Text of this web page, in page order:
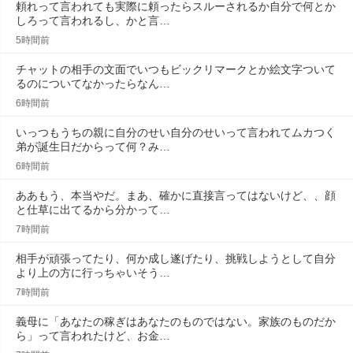
頼れって言われても実際に頼ったらスルーされるか自分で何とか
しろって言われるし、かと言…
5時間前
チャットの相手の文面でいつもビックリマークとか絵文字ついて
るのについてなかったらなん…
6時間前
いっつもうちの親に自分のせい自分のせいって言われてムカつく
弟が誕生日だからって何？み…
6時間前
ああもう、本当やだ。まあ、確かに直接言ってはないけど、、顔
と仕草に出てるから分かって…
7時間前
相手が頑張ってたり、何か成し遂げたり、挑戦しようとして自分
より上の方に行っちゃいそう…
7時間前
義母に「あなたの稼ぎはあなたのものではない。家族のものだか
ら」って言われたけど、お金…